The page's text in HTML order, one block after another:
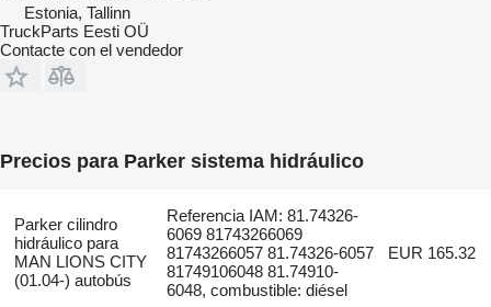
Estonia, Tallinn
TruckParts Eesti OÜ
Contacte con el vendedor
Precios para Parker sistema hidráulico
Parker cilindro
hidráulico para
MAN LIONS CITY
(01.04-) autobús
Referencia IAM: 81.74326-
6069 81743266069
81743266057 81.74326-6057
81749106048 81.74910-
6048, combustible: diésel
EUR 165.32